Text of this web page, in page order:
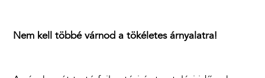
Nem kell többé várnod a tökéletes árnyalatra!